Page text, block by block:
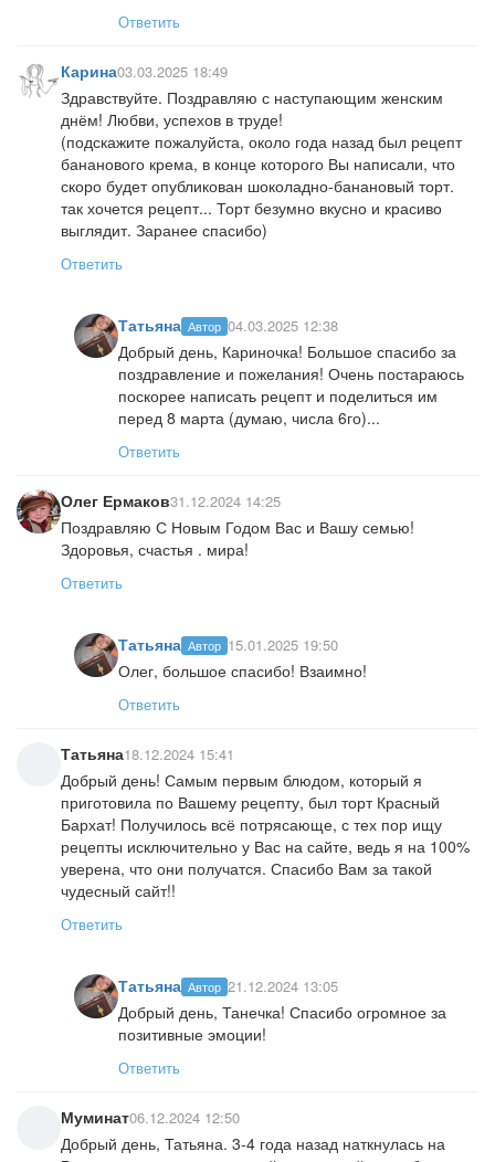
Ответить
Карина03.03.2025 18:49
Здравствуйте. Поздравляю с наступающим женским
днём! Любви, успехов в труде!
(подскажите пожалуйста, около года назад был рецепт
бананового крема, в конце которого Вы написали, что
скоро будет опубликован шоколадно-банановый торт.
так хочется рецепт... Торт безумно вкусно и красиво
выглядит. Заранее спасибо)
Ответить
Татьяна Автор 04.03.2025 12:38
Добрый день, Кариночка! Большое спасибо за
поздравление и пожелания! Очень постараюсь
поскорее написать рецепт и поделиться им
перед 8 марта (думаю, числа 6го)...
Ответить
Олег Ермаков31.12.2024 14:25
Поздравляю С Новым Годом Вас и Вашу семью!
Здоровья, счастья . мира!
Ответить
Татьяна Автор 15.01.2025 19:50
Олег, большое спасибо! Взаимно!
Ответить
Татьяна18.12.2024 15:41
Добрый день! Самым первым блюдом, который я
приготовила по Вашему рецепту, был торт Красный
Бархат! Получилось всё потрясающе, с тех пор ищу
рецепты исключительно у Вас на сайте, ведь я на 100%
уверена, что они получатся. Спасибо Вам за такой
чудесный сайт!!
Ответить
Татьяна Автор 21.12.2024 13:05
Добрый день, Танечка! Спасибо огромное за
позитивные эмоции!
Ответить
Муминат06.12.2024 12:50
Добрый день, Татьяна. 3-4 года назад наткнулась на